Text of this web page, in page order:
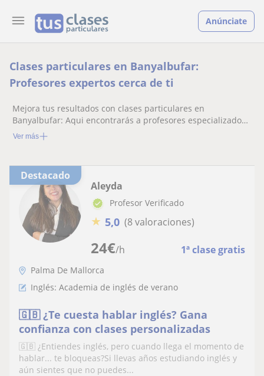
Anúnciate
Clases particulares en Banyalbufar:
Profesores expertos cerca de ti
Mejora tus resultados con clases particulares en
Banyalbufar: Aqui encontrarás a profesores especializados
listos para ayudarte.
Ver más
Destacado
24€/h 1ª clase gratis
Aleyda
Profesor Verificado
★ 5,0 (8 valoraciones)
Palma De Mallorca
Inglés: Academia de inglés de verano
🇬🇧 ¿Te cuesta hablar inglés? Gana
confianza con clases personalizadas
🇬🇧 ¿Entiendes inglés, pero cuando llega el momento de
hablar... te bloqueas?Si llevas años estudiando inglés y
aún sientes que no puedes...